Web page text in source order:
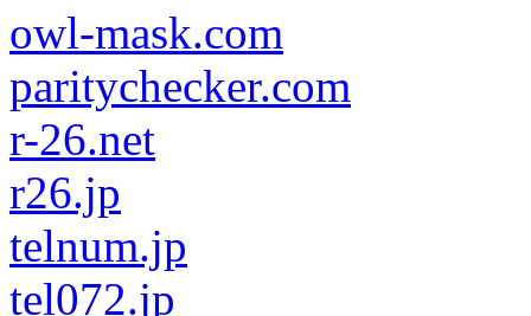
owl-mask.com
paritychecker.com
r-26.net
r26.jp
telnum.jp
tel072.jp